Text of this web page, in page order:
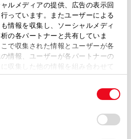
ルメディアの提供、広告の表示回
っています。またユーザーによる
情報を収集し、ソーシャルメディ
の各パートナーと共有していま
で収集された情報とユーザーが各
情報、ユーザーが各パートナーの
収集した他の情報を組み合わせて
当ウェブサイトの使用を続行する
クッキー)が保存されることに同
Cookie(クッキー)のオプトアウト、